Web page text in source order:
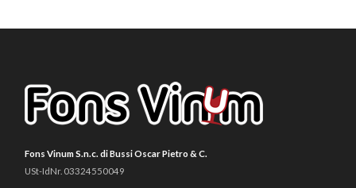
Fons Vinum S.n.c. di Bussi Oscar Pietro & C.
USt-IdNr. 03324550049